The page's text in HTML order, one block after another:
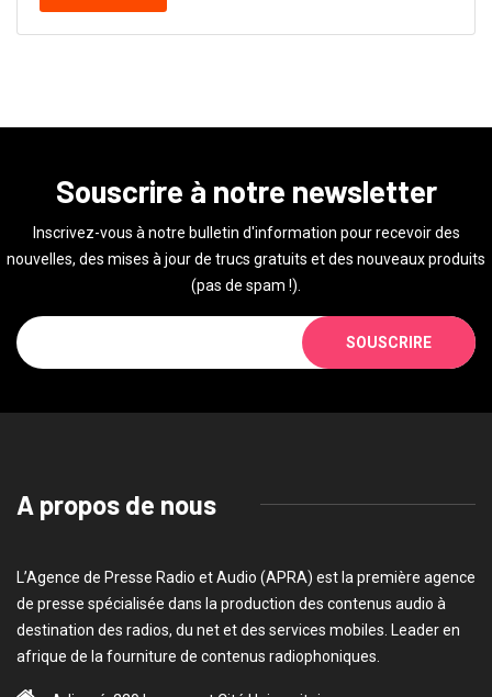
Souscrire à notre newsletter
Inscrivez-vous à notre bulletin d'information pour recevoir des
nouvelles, des mises à jour de trucs gratuits et des nouveaux produits
(pas de spam !).
SOUSCRIRE
A propos de nous
L’Agence de Presse Radio et Audio (APRA) est la première agence
de presse spécialisée dans la production des contenus audio à
destination des radios, du net et des services mobiles. Leader en
afrique de la fourniture de contenus radiophoniques.